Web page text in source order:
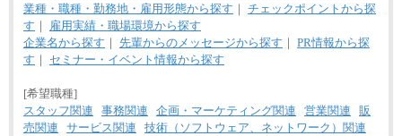
業種・職種・勤務地・雇用形態から探す ｜ チェックポイントから探
す ｜
雇用実績・職場環境から探す
企業名から探す ｜ 先輩からのメッセージから探す ｜ PR情報から探
す ｜ セミナー・イベント情報から探す
[希望職種]
スタッフ関連
事務関連 企画・マーケティング関連 営業関連
販
売関連
サービス関連
技術（ソフトウェア、ネットワーク）関連